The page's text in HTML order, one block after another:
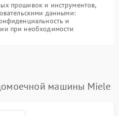
прошивок и инструментов,
данными:
и
при необходимости
машины Miele